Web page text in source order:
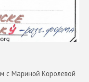
с Мариной Королевой